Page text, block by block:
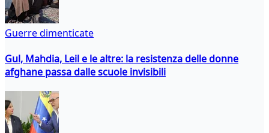
Guerre dimenticate
Gul, Mahdia, Leil e le altre: la resistenza delle donne
afghane passa dalle scuole invisibili